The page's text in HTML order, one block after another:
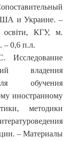
и Украине. –
освіти, КГУ, м.
– 0,6 п.л.
Исследование
владения
обучения
иностранному
методики
– Материалы